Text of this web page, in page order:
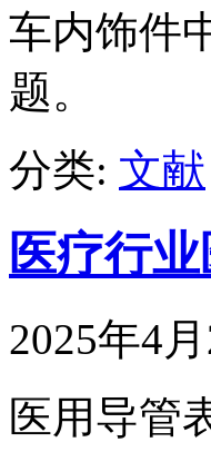
车内饰件
题。
分类: 文献
医疗行
2025年4月
医用导管